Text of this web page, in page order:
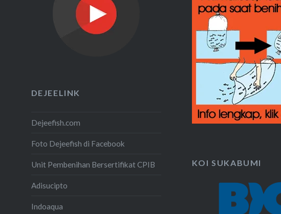
DEJEELINK
Dejeefish.com
Foto Dejeefish di Facebook
Unit Pembenihan Bersertifikat CPIB
Adisucipto
Indoaqua
KOI SUKABUMI